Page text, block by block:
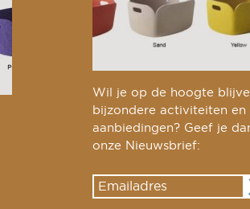
Wil je op de hoogte
bijzondere activiteiten en
aanbiedingen? Geef je
onze Nieuwsbrief: